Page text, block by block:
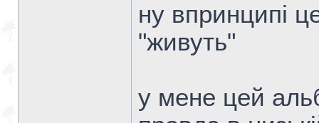
ну впринципі
"живуть"
у мене цей